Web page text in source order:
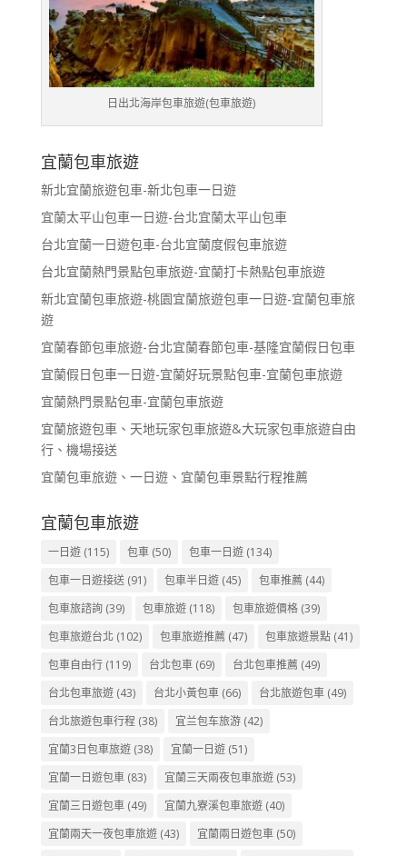
日出北海岸包車旅遊(包車旅遊)
宜蘭包車旅遊
新北宜蘭旅遊包車-新北包車一日遊
宜蘭太平山包車一日遊-台北宜蘭太平山包車
台北宜蘭一日遊包車-台北宜蘭度假包車旅遊
台北宜蘭熱門景點包車旅遊-宜蘭打卡熱點包車旅遊
新北宜蘭包車旅遊-桃園宜蘭旅遊包車一日遊-宜蘭包車旅
遊
宜蘭春節包車旅遊-台北宜蘭春節包車-基隆宜蘭假日包車
宜蘭假日包車一日遊-宜蘭好玩景點包車-宜蘭包車旅遊
宜蘭熱門景點包車-宜蘭包車旅遊
宜蘭旅遊包車、天地玩家包車旅遊&大玩家包車旅遊自由
行、機場接送
宜蘭包車旅遊、一日遊、宜蘭包車景點行程推薦
宜蘭包車旅遊
一日遊(115) 包車(50) 包車一日遊(134)
包車一日遊接送(91) 包車半日遊(45) 包車推薦(44)
包車旅諮詢(39) 包車旅遊(118) 包車旅遊價格(39)
包車旅遊台北 (102) 包車旅遊推薦(47) 包車旅遊景點(41)
包車自由行(119) 台北包車(69) 台北包車推薦(49)
台北包車旅遊(43) 台北小黃包車(66) 台北旅遊包車(49)
台北旅遊包車行程 (38) 宜兰包车旅游(42)
宜蘭3日包車旅遊(38) 宜蘭一日遊(51)
宜蘭一日遊包車(83) 宜蘭三天兩夜包車旅遊(53)
宜蘭三日遊包車(49) 宜蘭九寮溪包車旅遊(40)
宜蘭兩天一夜包車旅遊(43) 宜蘭兩日遊包車(50)